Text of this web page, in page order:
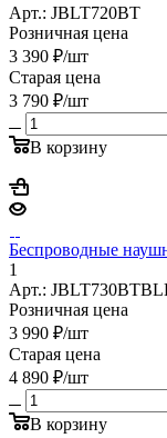
Арт.: JBLT720BT
Розничная цена
3 390 ₽/шт
Старая цена
3 790 ₽/шт
В корзину
Беспроводные
1
Арт.:
Розничная цена
3 990 ₽/шт
Старая цена
4 890 ₽/шт
В корзину